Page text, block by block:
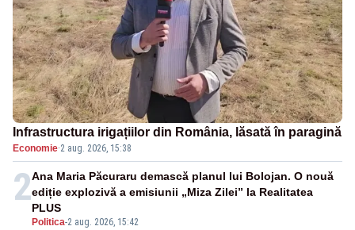
Infrastructura irigațiilor din România, lăsată în paragină
Economie·2 aug. 2026, 15:38
2
Politica-2 aug. 2026, 15:42
Ana Maria Păcuraru demască planul lui Bolojan. O nouă
ediție explozivă a emisiunii „Miza Zilei” la Realitatea
PLUS